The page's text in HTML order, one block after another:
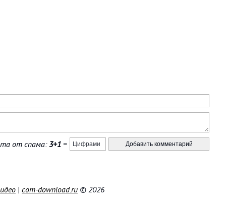
от спама:3+1 =
| com-download.ru © 2026